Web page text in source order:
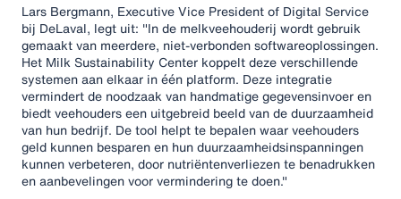
Lars Bergmann, Executive Vice President of Digital Service
bij DeLaval, legt uit: "In de melkveehouderij wordt gebruik
gemaakt van meerdere, niet-verbonden softwareoplossingen.
Het Milk Sustainability Center koppelt deze verschillende
systemen aan elkaar in één platform. Deze integratie
vermindert de noodzaak van handmatige gegevensinvoer en
biedt veehouders een uitgebreid beeld van de duurzaamheid
van hun bedrijf. De tool helpt te bepalen waar veehouders
geld kunnen besparen en hun duurzaamheidsinspanningen
kunnen verbeteren, door nutriëntenverliezen te benadrukken
en aanbevelingen voor vermindering te doen."